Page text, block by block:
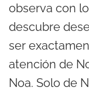
observa con
descubre
ser
atención de
Noa. Solo de